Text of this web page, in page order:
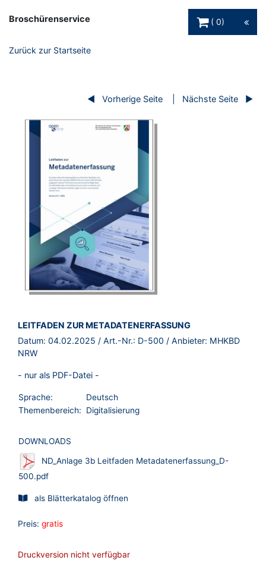
Broschürenservice
0
Zurück zur Startseite
Vorherige Seite Nächste Seite
BROSCHÜRE:
LEITFADEN ZUR METADATENERFASSUNG
Datum: 04.02.2025 / Art.-Nr.: D-500 / Anbieter: MHKBD
NRW
- nur als PDF-Datei -
Sprache:
Deutsch
Themenbereich:
Digitalisierung
DOWNLOADS
ND_Anlage 3b Leitfaden Metadatenerfassung_D-
500.pdf
als Blätterkatalog öffnen
Preis: gratis
Druckversion nicht verfügbar